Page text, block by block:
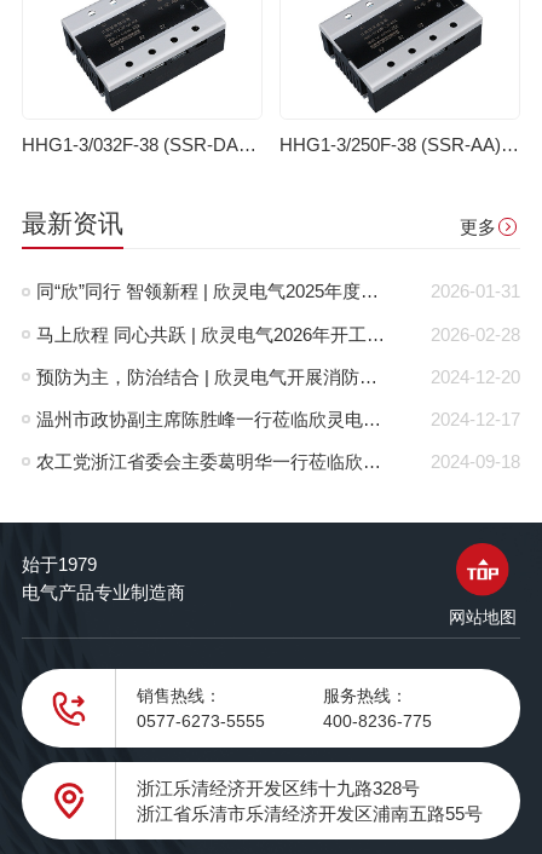
HHG1-3/032F-38 (SSR-DA)（改进型）三相固体继电器(直流控制交流) HHG1-3/250F-38 (SSR-AA)（改进型）三相固体继电器(交流控制交流)
最新资讯 更多
2026-01-31
同“欣”同行 智领新程 | 欣灵电气2025年度表彰总结大会暨新年酒会成功举办！
2026-02-28
马上欣程 同心共跃 | 欣灵电气2026年开工大吉！
2024-12-20
预防为主，防治结合 | 欣灵电气开展消防应急预案演练活动
2024-12-17
温州市政协副主席陈胜峰一行莅临欣灵电气调研指导
2024-09-18
农工党浙江省委会主委葛明华一行莅临欣灵电气考察调研
始于1979
电气产品专业制造商
网站地图
销售热线：
0577-6273-5555
服务热线：
400-8236-775
浙江乐清经济开发区纬十九路328号
浙江省乐清市乐清经济开发区浦南五路55号